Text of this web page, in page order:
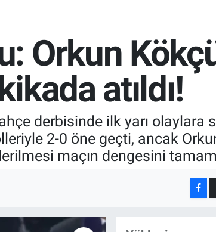
Orkun
atıldı!
derbisinde ilk yarı olaylara
2-0 öne geçti, ancak
maçın dengesini